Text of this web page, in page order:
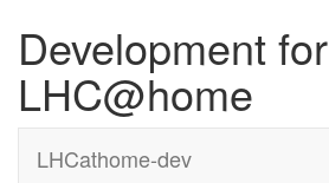
Development for
LHC@home
LHCathome-dev